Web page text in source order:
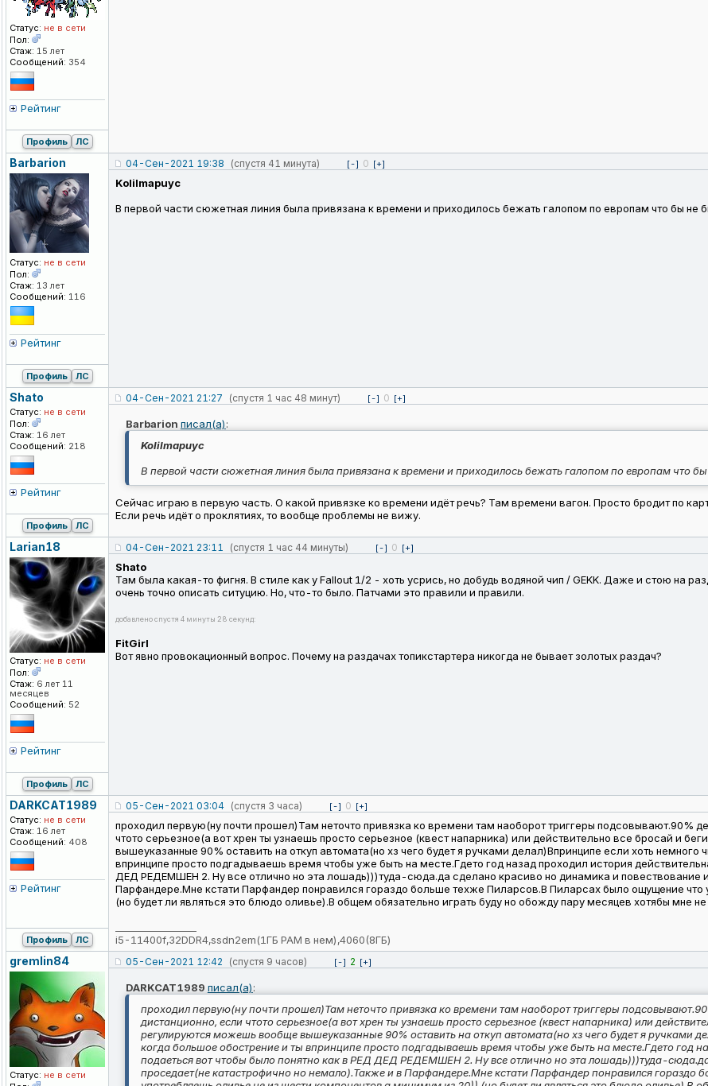
Статус: не в сети
Пол:
Стаж: 15 лет
Сообщений: 354
Рейтинг
Профиль ЛС
Barbarion
Статус: не в сети
Пол:
Стаж: 13 лет
Сообщений: 116
Рейтинг
04-Сен-2021 19:38 (спустя 41 минута) [-] 0 [+]
KoIiImapuyc
В первой части сюжетная линия была привязана к времени и приходилось бежать галопом по европам что бы не
Профиль ЛС
Shato
Статус: не в сети
Пол:
Стаж: 16 лет
Сообщений: 218
Рейтинг
04-Сен-2021 21:27 (спустя 1 час 48 минут) [-] 0 [+]
Barbarion писал(а):
KoIiImapuyc
В первой части сюжетная линия была привязана к времени и приходилось бежать галопом по европам что
Сейчас играю в первую часть. О какой привязке ко времени идёт речь? Там времени вагон. Просто бродит по
Если речь идёт о проклятиях, то вообще проблемы не вижу.
Профиль ЛС
Larian18
Статус: не в сети
Пол:
Стаж: 6 лет 11
месяцев
Сообщений: 52
Рейтинг
04-Сен-2021 23:11 (спустя 1 час 44 минуты) [-] 0 [+]
Shato
Там была какая-то фигня. В стиле как у Fallout 1/2 - хоть усрись, но добудь водяной чип / GEKK. Даже и стою на
очень точно описать ситуцию. Но, что-то было. Патчами это правили и правили.
добавлено спустя 4 минуты 28 секунд:
FitGirl
Вот явно провокационный вопрос. Почему на раздачах топикстартера никогда не бывает золотых раздач?
Профиль ЛС
DARKCAT1989
Статус: не в сети
Стаж: 16 лет
Сообщений: 408
Рейтинг
05-Сен-2021 03:04 (спустя 3 часа) [-] 0 [+]
проходил первую(ну почти прошел)Там неточто привязка ко времени там наоборот триггеры подсовывают.90%
чтото серьезное(а вот хрен ты узнаешь просто серьезное (квест напарника) или действительно все бросай и
вышеуказанные 90% оставить на откуп автомата(но хз чего будет я ручками делал)Впринципе если хоть
впринципе просто подгадываешь время чтобы уже быть на месте.Гдето год назад проходил история
ДЕД РЕДЕМШЕН 2. Ну все отлично но эта лошадь)))туда-сюда.да сделано красиво но динамика и повествование
Парфандере.Мне кстати Парфандер понравился гораздо больше техже Пиларсов.В Пиларсах было ощущение
(но будет ли являться это блюдо оливье).В общем обязательно играть буду но обожду пару месяцев хотябы мне не
i5-11400f,32DDR4,ssdn2em(1ГБ РАМ в нем),4060(8ГБ)
Профиль ЛС
gremlin84
Статус: не в сети
05-Сен-2021 12:42 (спустя 9 часов) [-] 2 [+]
DARKCAT1989 писал(а):
проходил первую(ну почти прошел)Там неточто привязка ко времени там наоборот триггеры
дистанционно, если чтото серьезное(а вот хрен ты узнаешь просто серьезное (квест напарника) или
регулируются можешь вообще вышеуказанные 90% оставить на откуп автомата(но хз чего будет я ручками
когда большое обострение и ты впринципе просто подгадываешь время чтобы уже быть на месте.Гдето год
подаеться вот чтобы было понятно как в РЕД ДЕД РЕДЕМШЕН 2. Ну все отлично но эта лошадь)))туда-
проседает(не катастрофично но немало).Также и в Парфандере.Мне кстати Парфандер понравился